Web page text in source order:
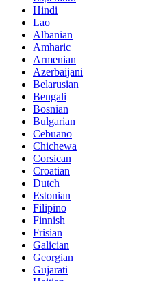
Hindi
Lao
Albanian
Amharic
Armenian
Azerbaijani
Belarusian
Bengali
Bosnian
Bulgarian
Cebuano
Chichewa
Corsican
Croatian
Dutch
Estonian
Filipino
Finnish
Frisian
Galician
Georgian
Gujarati